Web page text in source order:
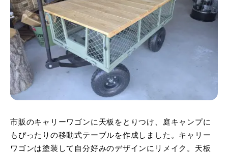
市販のキャリーワゴンに天板をとりつけ、庭キャンプに
もぴったりの移動式テーブルを作成しました。キャリー
ワゴンは塗装して自分好みのデザインにリメイク。天板